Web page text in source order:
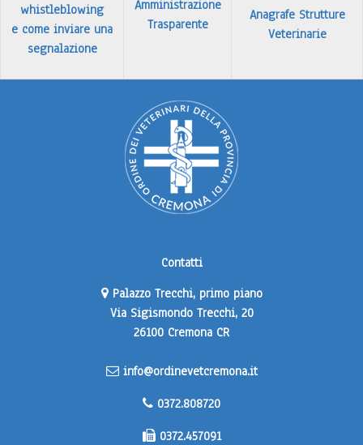
whistleblowing
e come inviare una
segnalazione
Amministrazione
Trasparente
Anagrafe Strutture
Veterinarie
Contatti
Palazzo Trecchi, primo piano
Via Sigismondo Trecchi, 20
26100 Cremona CR
info@ordinevetcremona.it
0372.808720
0372.457091